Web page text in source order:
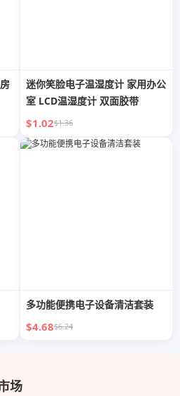
迷你笑脸电子温湿度计 家用办公
室 LCD温湿度计 双面胶带
$1.02$1.36
多功能便携电子设备清洁套装
$4.68$6.24
场